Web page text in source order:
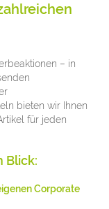
– in
bieten wir Ihnen
für jeden
Blick:
Corporate